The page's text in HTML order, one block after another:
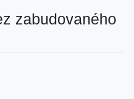
zabudovaného